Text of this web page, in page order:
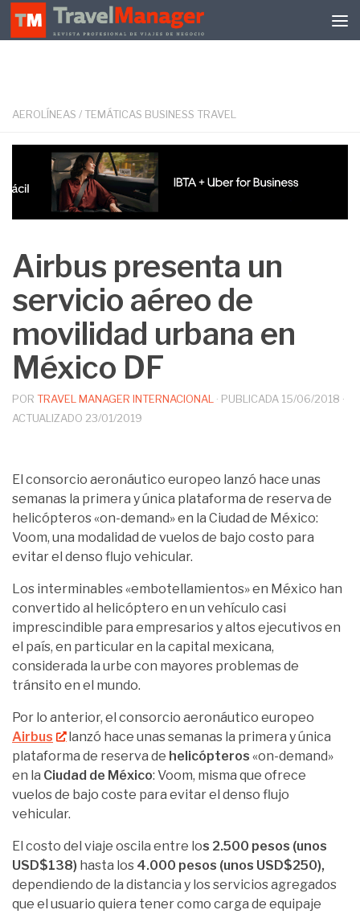
Debajo del contenido
AEROLÍNEAS / TEMÁTICAS BUSINESS TRAVEL
Airbus presenta un
servicio aéreo de
movilidad urbana en
México DF
POR TRAVEL MANAGER INTERNACIONAL · PUBLICADA 15/06/2018 ·
ACTUALIZADO 23/01/2019
El consorcio aeronáutico europeo lanzó hace unas
semanas la primera y única plataforma de reserva de
helicópteros «on-demand» en la Ciudad de México:
Voom, una modalidad de vuelos de bajo costo para
evitar el denso flujo vehicular.
Los interminables «embotellamientos» en México han
convertido al helicóptero en un vehículo casi
imprescindible para empresarios y altos ejecutivos en
el país, en particular en la capital mexicana,
considerada la urbe con mayores problemas de
tránsito en el mundo.
Por lo anterior, el consorcio aeronáutico europeo
Airbus
lanzó hace unas semanas la primera y única
plataforma de reserva de helicópteros «on-demand»
en la Ciudad de México: Voom, misma que ofrece
vuelos de bajo coste para evitar el denso flujo
vehicular.
El costo del viaje oscila entre los 2.500 pesos (unos
USD$138) hasta los 4.000 pesos (unos USD$250),
dependiendo de la distancia y los servicios agregados
que el usuario quiera tener como carga de equipaje